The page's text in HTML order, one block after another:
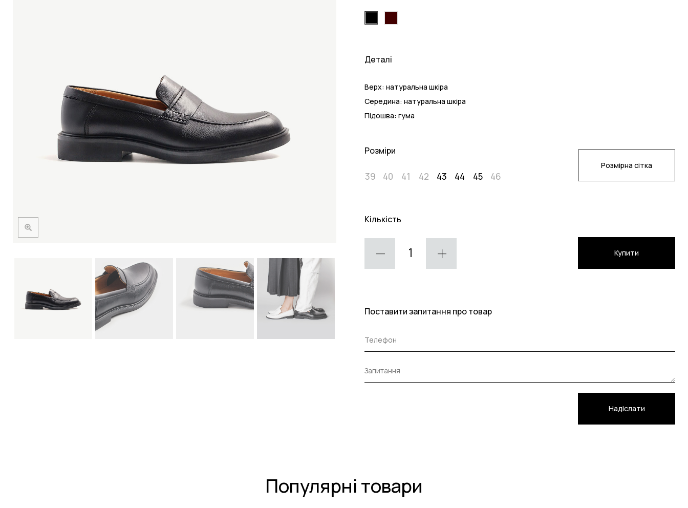
Деталі
Верх: натуральна шкіра
Середина: натуральна шкіра
Підошва: гума
Розміри
39 40 41 42 43 44 45 46
Розмірна сітка
Кількість
Купити
Поставити запитання про товар
Надіслати
Популярні товари